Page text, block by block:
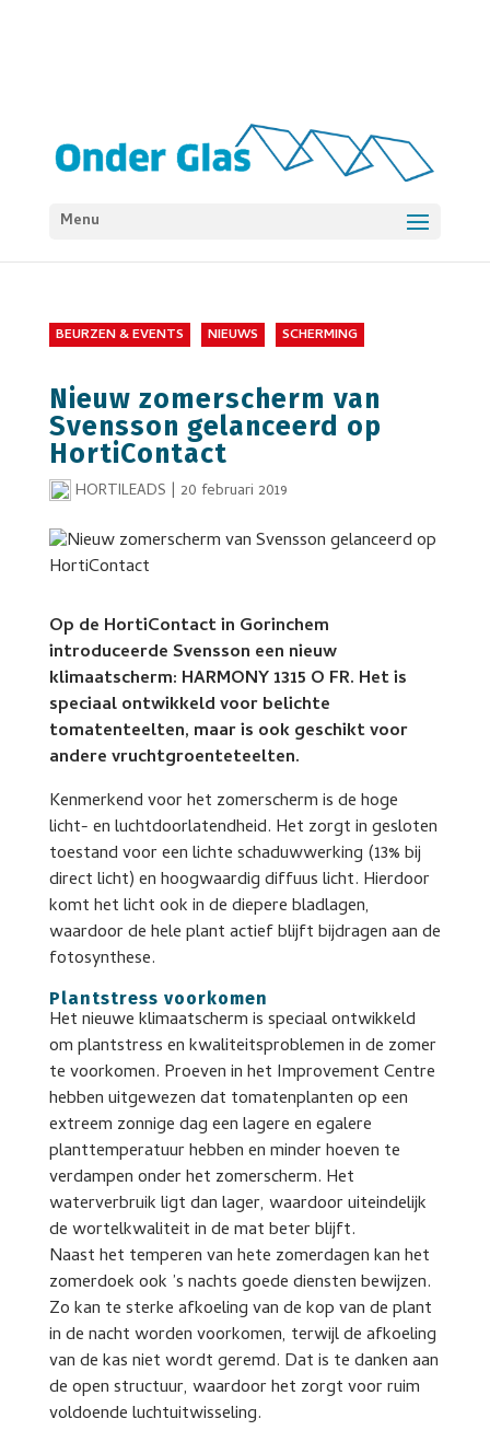
Menu
BEURZEN & EVENTS NIEUWS SCHERMING
Nieuw zomerscherm van
Svensson gelanceerd op
HortiContact
HORTILEADS | 20 februari 2019
Op de HortiContact in Gorinchem
introduceerde Svensson een nieuw
klimaatscherm: HARMONY 1315 O FR. Het is
speciaal ontwikkeld voor belichte
tomatenteelten, maar is ook geschikt voor
andere vruchtgroenteteelten.
Kenmerkend voor het zomerscherm is de hoge
licht- en luchtdoorlatendheid. Het zorgt in gesloten
toestand voor een lichte schaduwwerking (13% bij
direct licht) en hoogwaardig diffuus licht. Hierdoor
komt het licht ook in de diepere bladlagen,
waardoor de hele plant actief blijft bijdragen aan de
fotosynthese.
Plantstress voorkomen
Het nieuwe klimaatscherm is speciaal ontwikkeld
om plantstress en kwaliteitsproblemen in de zomer
te voorkomen. Proeven in het Improvement Centre
hebben uitgewezen dat tomatenplanten op een
extreem zonnige dag een lagere en egalere
planttemperatuur hebben en minder hoeven te
verdampen onder het zomerscherm. Het
waterverbruik ligt dan lager, waardoor uiteindelijk
de wortelkwaliteit in de mat beter blijft.
Naast het temperen van hete zomerdagen kan het
zomerdoek ook ’s nachts goede diensten bewijzen.
Zo kan te sterke afkoeling van de kop van de plant
in de nacht worden voorkomen, terwijl de afkoeling
van de kas niet wordt geremd. Dat is te danken aan
de open structuur, waardoor het zorgt voor ruim
voldoende luchtuitwisseling.